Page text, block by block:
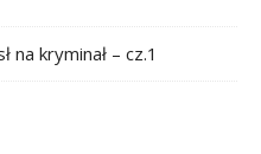
na kryminał – cz.1